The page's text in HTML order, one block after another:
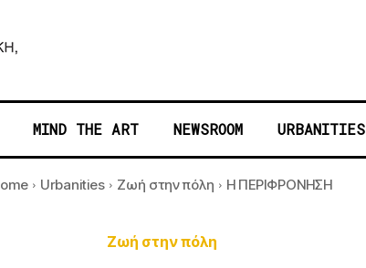
MIND THE ART NEWSROOM URBANITIES
Urbanities Ζωή στην πόλη Η ΠΕΡΙΦΡΟΝΗΣΗ
Ζωή στην πόλη